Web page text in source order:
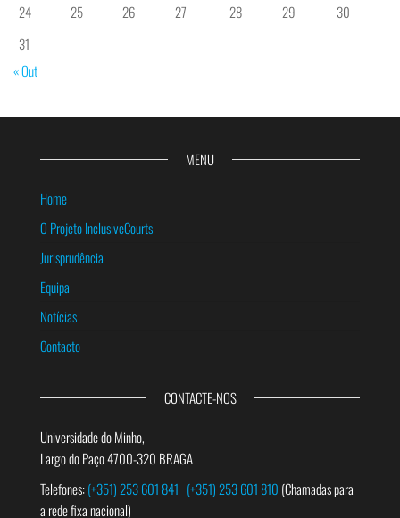
24
25 26 27 28 29
30
31
« Out
MENU
Home
O Projeto InclusiveCourts
Jurisprudência
Equipa
Notícias
Contacto
CONTACTE-NOS
Universidade do Minho,
Largo do Paço 4700-320 BRAGA
Telefones:(+351) 253 601 841 (+351) 253 601 810 (Chamadas para
a rede fixa nacional)